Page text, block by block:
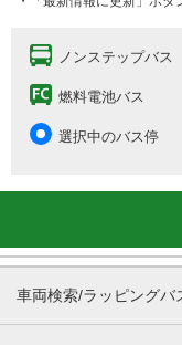
ノンステップバス
燃料電池バス
選択中のバス停
車両検索/ラッピングバ